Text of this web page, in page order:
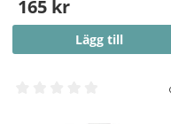
165 kr
Lägg till